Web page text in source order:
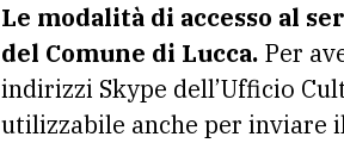
Le modalità di accesso al
del Comune di Lucca. Per
indirizzi Skype dell’Ufficio
utilizzabile anche per inviare